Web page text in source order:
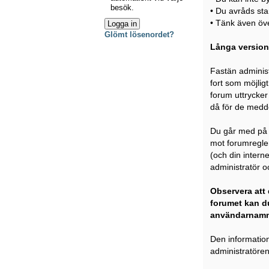
• Du avråds
• Tänk även
Långa
Fastän
fort som
forum
då för de
Du går med
mot
(och din
administratör
Observera att
forumet kan
Den
besök.
Glömt lösenordet?